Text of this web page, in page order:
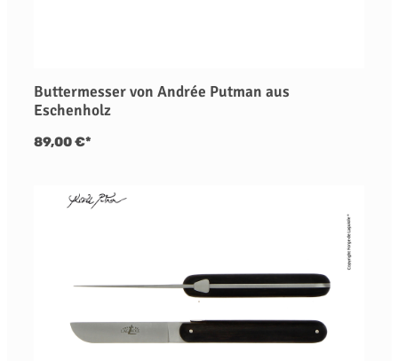
Buttermesser von Andrée Putman aus
Eschenholz
89,00 €*